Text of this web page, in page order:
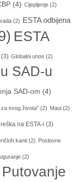
(4) Cijepljenje (2)
(2) ESTA odbijena
ESTA
(3) Globalni unos (2)
SAD-u
SAD-om (4)
za svog života" (2) Maui (2)
na ESTA-i (3)
kanti (2) Poslovne
(2)
Putovanje